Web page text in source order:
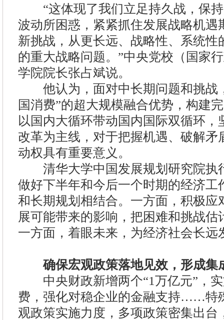
“这体现了我们立足持久战，保持
波动所困惑，紧紧抓住发展战略机遇
新挑战，从更长远、战略性、系统性
的重大战略问题。”中央党校（国家
学院院长张占斌说。
他认为，面对中长期问题和挑战
国消费”的超大规模融合优势，构建
以国内大循环带动国内国际双循环，
改革为主线，对于把握机遇、破解矛
动权具有重要意义。
清华大学中国发展规划研究院执
做好下半年和今后一个时期的经济工
和长期规划相结合。一方面，积极应
展可能带来的影响，把困难和挑战估
一方面，着眼未来，为经济社会长远
确保宏观政策落地见效，形成集
中央财政新增两个“1万亿元”，实
费，强化对稳企业的金融支持……特
观政策实施力度，多项政策密集出台